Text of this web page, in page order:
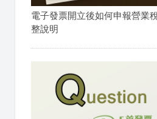
電子發票開立後如何申報營業
整說明